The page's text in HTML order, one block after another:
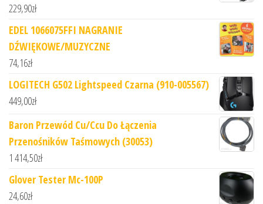
229,90zł
EDEL 1066075FFI NAGRANIE
DŹWIĘKOWE/MUZYCZNE
74,16zł
LOGITECH G502 Lightspeed Czarna (910-005567)
449,00zł
Baron Przewód Cu/Ccu Do Łączenia
Przenośników Taśmowych (30053)
1 414,50zł
Glover Tester Mc-100P
24,60zł